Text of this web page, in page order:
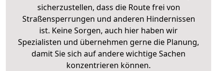
sicherzustellen, dass die Route frei von
Straßensperrungen und anderen Hindernissen
ist. Keine Sorgen, auch hier haben wir
Spezialisten und übernehmen gerne die Planung,
damit Sie sich auf andere wichtige Sachen
konzentrieren können.